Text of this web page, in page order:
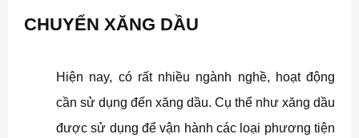
CHUYỂN XĂNG DẦU
Hiện nay, có rất nhiều ngành nghề, hoạt động
cần sử dụng đến xăng dầu. Cụ thể như xăng dầu
được sử dụng để vận hành các loại phương tiện